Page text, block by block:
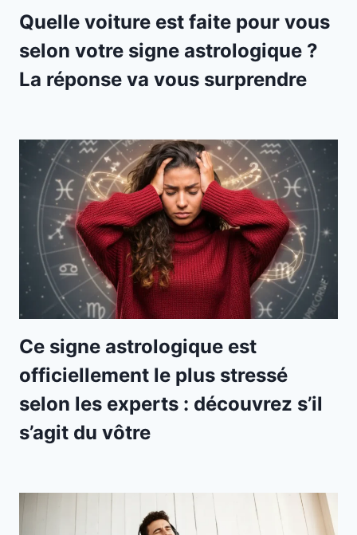
Quelle voiture est faite pour vous
selon votre signe astrologique ?
La réponse va vous surprendre
Ce signe astrologique est
officiellement le plus stressé
selon les experts : découvrez s’il
s’agit du vôtre